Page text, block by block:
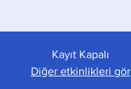
Kayıt Kapalı
Diğer etkinlikleri gör